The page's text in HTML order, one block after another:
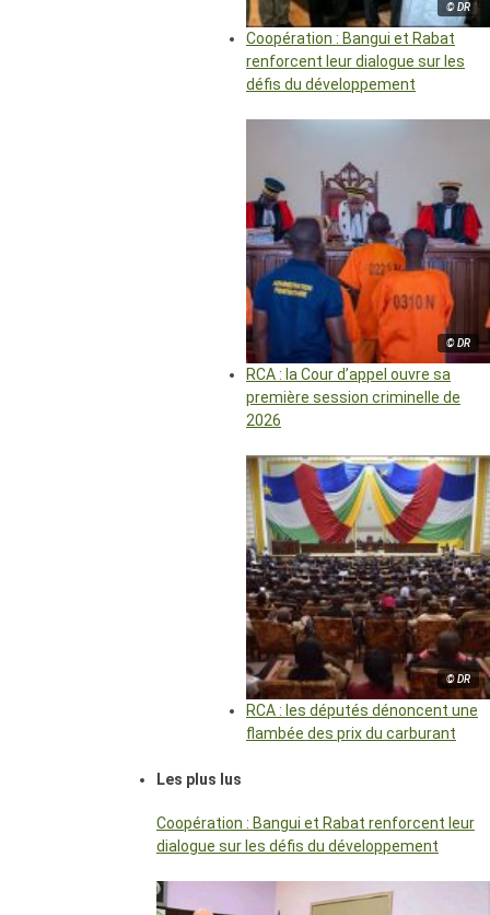
© DR
Coopération : Bangui et Rabat
renforcent leur dialogue sur les
défis du développement
© DR
RCA : la Cour d’appel ouvre sa
première session criminelle de
2026
© DR
RCA : les députés dénoncent une
flambée des prix du carburant
Les plus lus
Coopération : Bangui et Rabat renforcent leur
dialogue sur les défis du développement